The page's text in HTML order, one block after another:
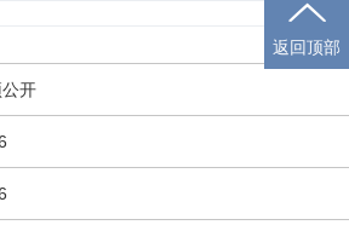
开
返回顶部